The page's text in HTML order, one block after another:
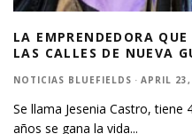
LA EMPRENDEDORA
LAS CALLES DE NUEVA
NOTICIAS BLUEFIELDS · APRIL
Se llama Jesenia Castro, tiene
años se gana la vida...